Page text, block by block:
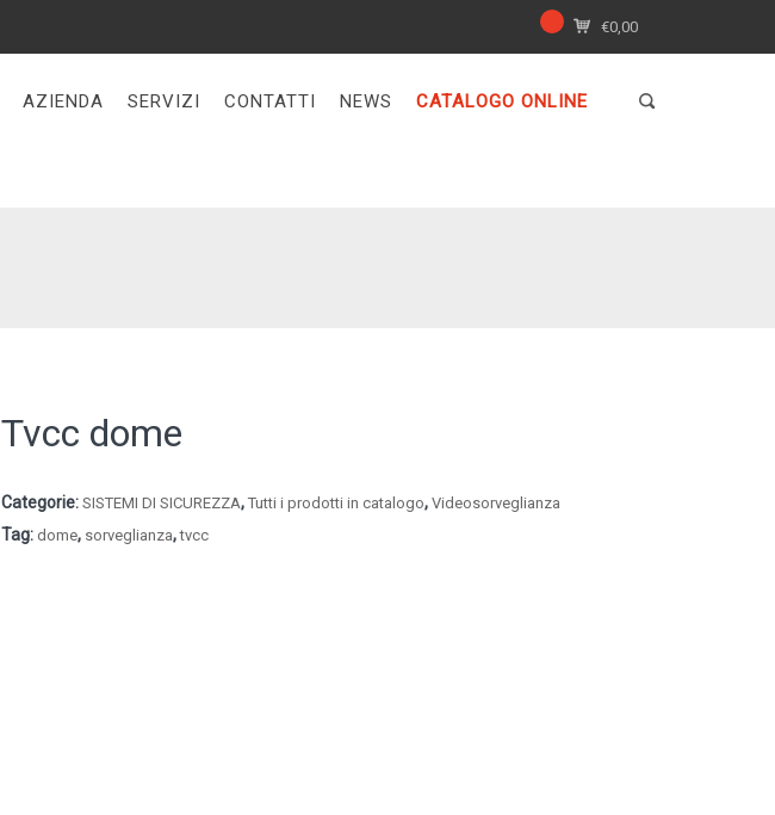
€0,00
AZIENDA SERVIZI CONTATTI NEWS CATALOGO ONLINE
Tvcc dome
Categorie:SISTEMI DI SICUREZZA,Tutti i prodotti in catalogo,Videosorveglianza
Tag: dome, sorveglianza,tvcc